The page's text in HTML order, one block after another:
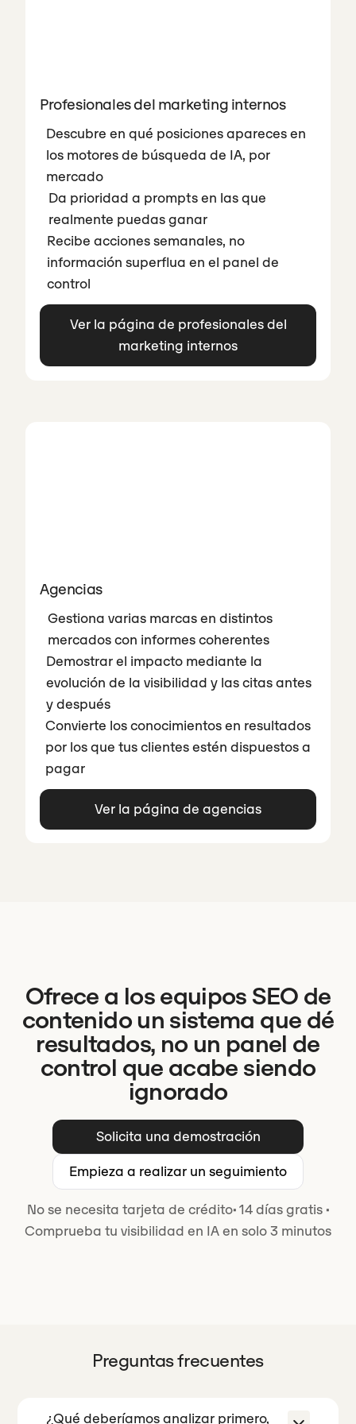
Profesionales del marketing internos
Descubre en qué posiciones apareces en
los motores de búsqueda de IA, por
mercado
Da prioridad a prompts en las que
realmente puedas ganar
Recibe acciones semanales, no
información superflua en el panel de
control
Ver la página de profesionales del
marketing internos
Agencias
Gestiona varias marcas en distintos
mercados con informes coherentes
Demostrar el impacto mediante la
evolución de la visibilidad y las citas antes
y después
Convierte los conocimientos en resultados
por los que tus clientes estén dispuestos a
pagar
Ver la página de agencias
Ofrece a los equipos SEO de
contenido un sistema que dé
resultados, no un panel de
control que acabe siendo
ignorado
Solicita una demostración
Empieza a realizar un seguimiento
No se necesita tarjeta de crédito·14 días gratis ·
Comprueba tu visibilidad en IA en solo 3 minutos
Preguntas frecuentes
¿Qué deberíamos analizar primero,